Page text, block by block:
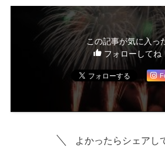
この記事が気に入っ
フォローしてね
よかったらシェアし